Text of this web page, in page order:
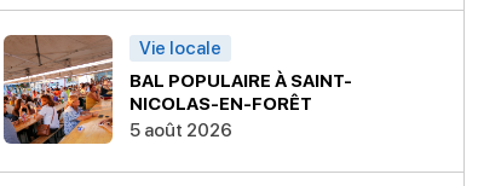
Vie locale
BAL POPULAIRE À SAINT-
NICOLAS-EN-FORÊT
5 août 2026